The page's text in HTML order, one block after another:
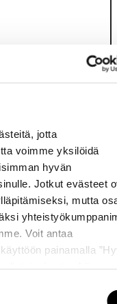
jotta
voimme yksilöidä
hyvän
Jotkut evästeet
mutta
Voit antaa
painamalla